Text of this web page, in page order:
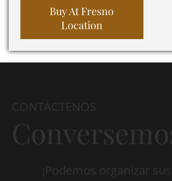
Buy At Fresno
Location
CONTÁCTENOS
¡Podemos organizar